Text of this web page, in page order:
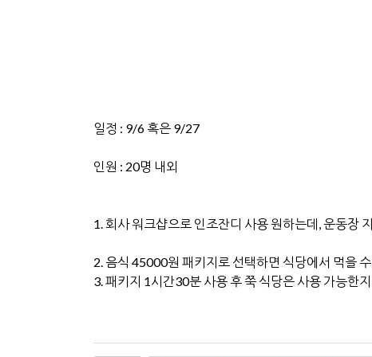
일정 : 9/6 혹은 9/27
인원 : 20명 내외
1. 회사 워크샵으로 인조잔디 사용 원하는데, 운동장
2. 음식 45000원 패키지로 선택하면 식당에서 먹을
3. 패키지 1시간30분 사용 후 쭉 식당은 사용 가능한